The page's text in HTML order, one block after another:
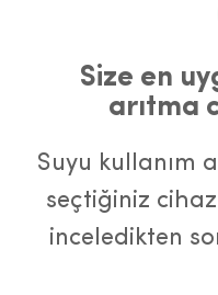
Size en
arıtma
Suyu kullanım
seçtiğiniz
inceledikten